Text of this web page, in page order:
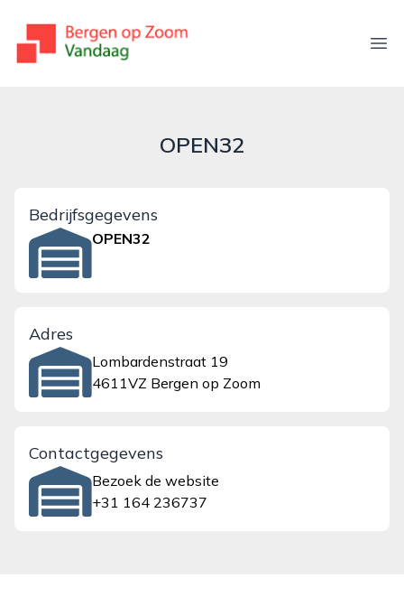
bergenopzoomvandaag.nl
OPEN32
Bedrijfsgegevens
OPEN32
Adres
Lombardenstraat 19
4611VZ Bergen op Zoom
Contactgegevens
Bezoek de website
+31 164 236737